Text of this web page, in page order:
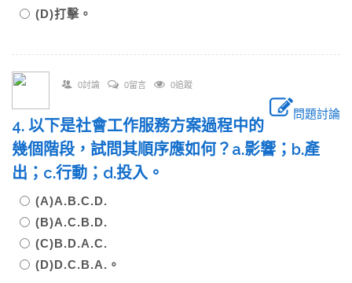
(D)打擊。
0討論 0留言 0追蹤
問題討論
4. 以下是社會工作服務方案過程中的
幾個階段，試問其順序應如何？a.影響；b.產
出；c.行動；d.投入。
(A)A.B.C.D.
(B)A.C.B.D.
(C)B.D.A.C.
(D)D.C.B.A.。